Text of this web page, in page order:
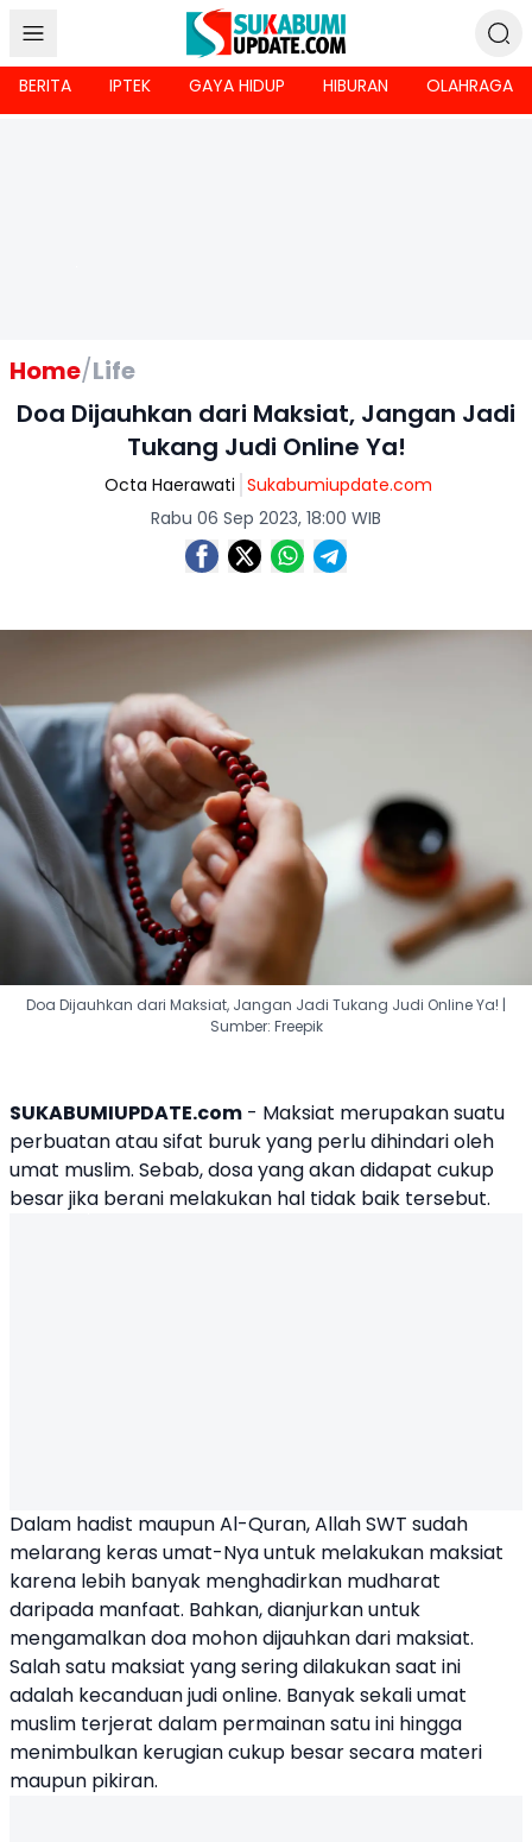
BERITA IPTEK GAYA HIDUP HIBURAN OLAHRAGA
Home/Life
Doa Dijauhkan dari Maksiat, Jangan Jadi
Tukang Judi Online Ya!
Octa Haerawati Sukabumiupdate.com
Rabu 06 Sep 2023, 18:00 WIB
Doa Dijauhkan dari Maksiat, Jangan Jadi Tukang Judi Online Ya! |
Sumber: Freepik
SUKABUMIUPDATE.com - Maksiat merupakan suatu
perbuatan atau sifat buruk yang perlu dihindari oleh
umat muslim. Sebab, dosa yang akan didapat cukup
besar jika berani melakukan hal tidak baik tersebut.
Dalam hadist maupun Al-Quran, Allah SWT sudah
melarang keras umat-Nya untuk melakukan maksiat
karena lebih banyak menghadirkan mudharat
daripada manfaat. Bahkan, dianjurkan untuk
mengamalkan doa mohon dijauhkan dari maksiat.
Salah satu maksiat yang sering dilakukan saat ini
adalah kecanduan judi online. Banyak sekali umat
muslim terjerat dalam permainan satu ini hingga
menimbulkan kerugian cukup besar secara materi
maupun pikiran.